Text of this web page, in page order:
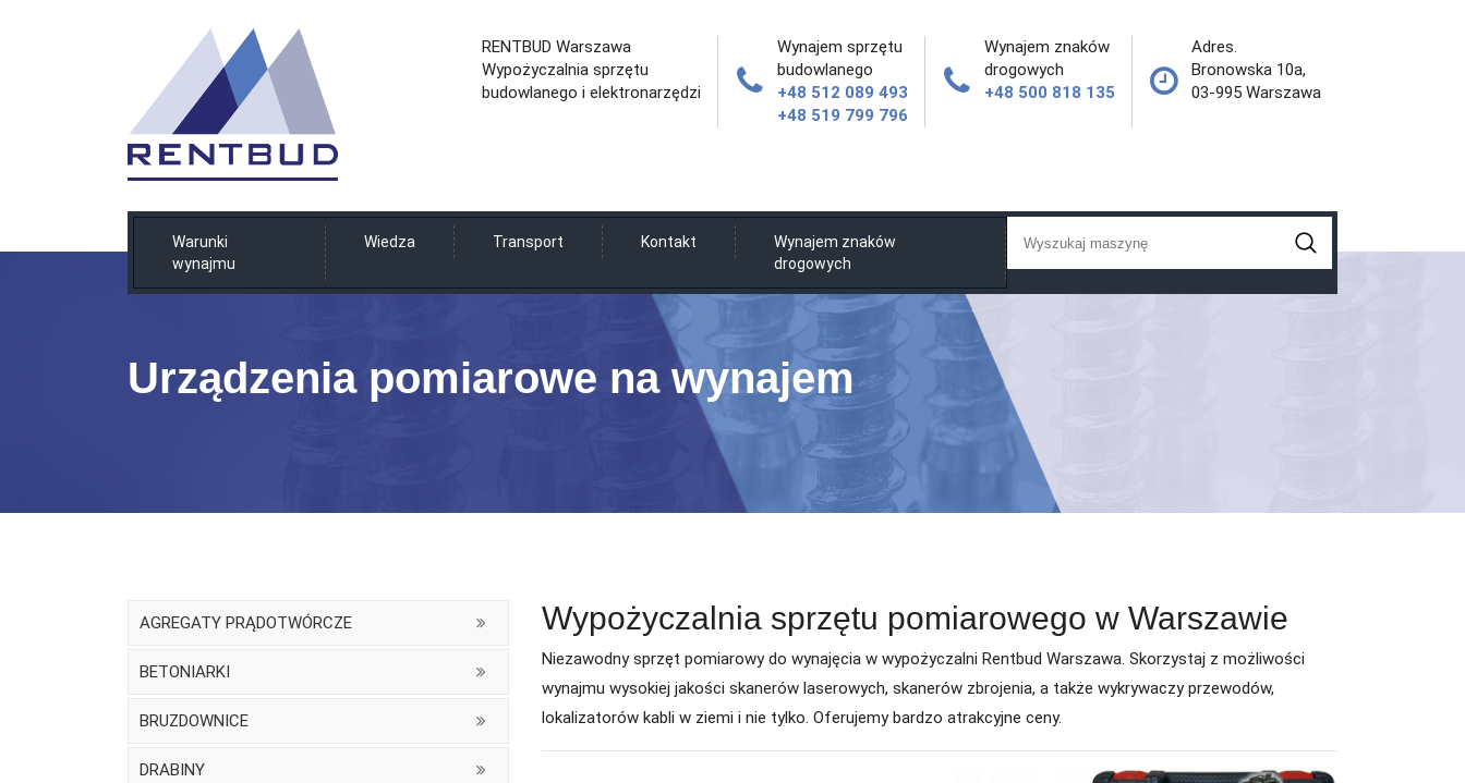
RENTBUD Warszawa
Wypożyczalnia sprzętu
budowlanego i elektronarzędzi
Wynajem sprzętu
budowlanego
+48 512 089 493
+48 519 799 796
Wynajem znaków
drogowych
+48 500 818 135
Adres.
Bronowska 10a,
03-995 Warszawa
Warunki
wynajmu
Wiedza Transport Kontakt
Wynajem znaków
drogowych
Urządzenia pomiarowe na wynajem
AGREGATY PRĄDOTWÓRCZE
BETONIARKI
BRUZDOWNICE
DRABINY
Wypożyczalnia sprzętu pomiarowego w Warszawie
Niezawodny sprzęt pomiarowy do wynajęcia w wypożyczalni Rentbud Warszawa. Skorzystaj z możliwości
wynajmu wysokiej jakości skanerów laserowych, skanerów zbrojenia, a także wykrywaczy przewodów,
lokalizatorów kabli w ziemi i nie tylko. Oferujemy bardzo atrakcyjne ceny.